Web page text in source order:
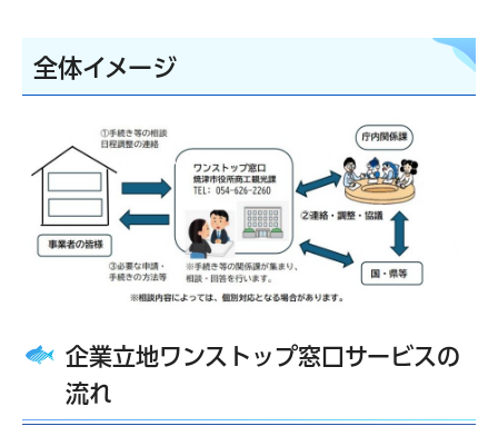
全体イメージ
企業立地ワンストップ窓口サービスの
流れ